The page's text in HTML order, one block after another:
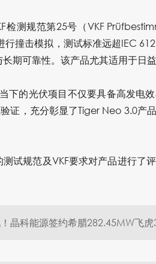
检测规范第25号（VKF
撞击模拟，测试标准远超IEC
期可靠性。该产品尤其适用于日
下的光伏项目不仅要具备高发电
证，充分彰显了Tiger Neo 3.0产
试规范及VKF要求对产品进行了
晶科能源签约希腊282.45MW飞